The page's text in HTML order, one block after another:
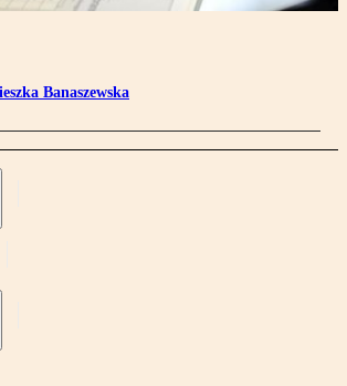
Banaszewska